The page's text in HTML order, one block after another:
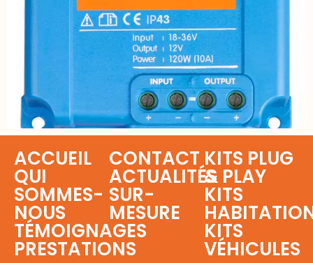
ACCUEIL
QUI
SOMMES-
NOUS
TÉMOIGNAGES
PRESTATIONS
CONTACT
ACTUALITÉS
SUR-
MESURE
KITS PLUG
& PLAY
KITS
KITS
VÉHICULES